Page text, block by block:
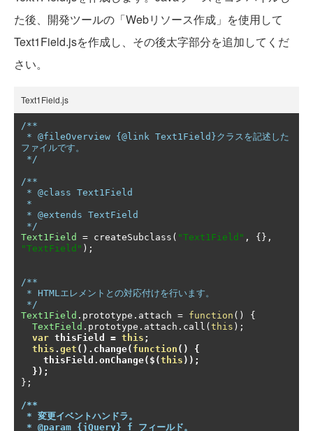
た後、開発ツールの「Webリソース作成」を使用して
Text1Field.jsを作成し、その後太字部分を追加してくだ
さい。
Text1Field.js
/**
ファイルです。
*/
/**
*/
Text1Field
= createSubclass ( "Text1Field" ,
{},
"TextField" );
/**
*/
Text1Field . prototype . attach = function ()
{
TextField . prototype . attach . call ( this );
var thisField = this ;
this . get (). change( function ()
{
    thisField
. onChange( $ (this ));
});
};
/**